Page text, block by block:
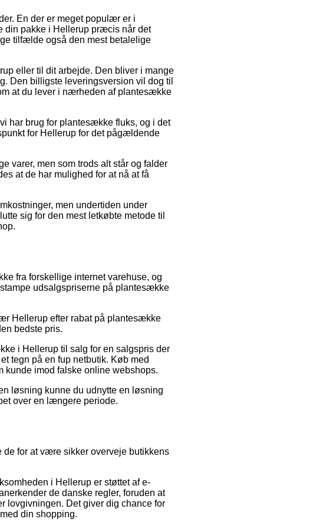
En der er meget populær er i
din pakke i Hellerup præcis når det
tilfælde også den mest betalelige
eller til dit arbejde. Den bliver i mange
Den billigste leveringsversion vil dog til
at du lever i nærheden af plantesække
har brug for plantesække fluks, og i det
for Hellerup for det pågældende
varer, men som trods alt står og falder
at de har mulighed for at nå at få
men undertiden under
sig for den mest letkøbte metode til
fra forskellige internet varehuse, og
udsalgspriserne på plantesække
Hellerup efter rabat på plantesække
bedste pris.
i Hellerup til salg for en salgspris der
tegn på en fup netbutik. Køb med
kunde imod falske online webshops.
løsning kunne du udnytte en løsning
over en længere periode.
for at være sikker overveje butikkens
i Hellerup er støttet af e-
de danske regler, foruden at
Det giver dig chance for
din shopping.